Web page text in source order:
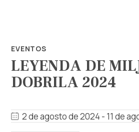
Información
Safe in Dalmatia
EVENTOS
LEYENDA DE
DOBRILA 2024
2 de agosto de 2024 - 11 de